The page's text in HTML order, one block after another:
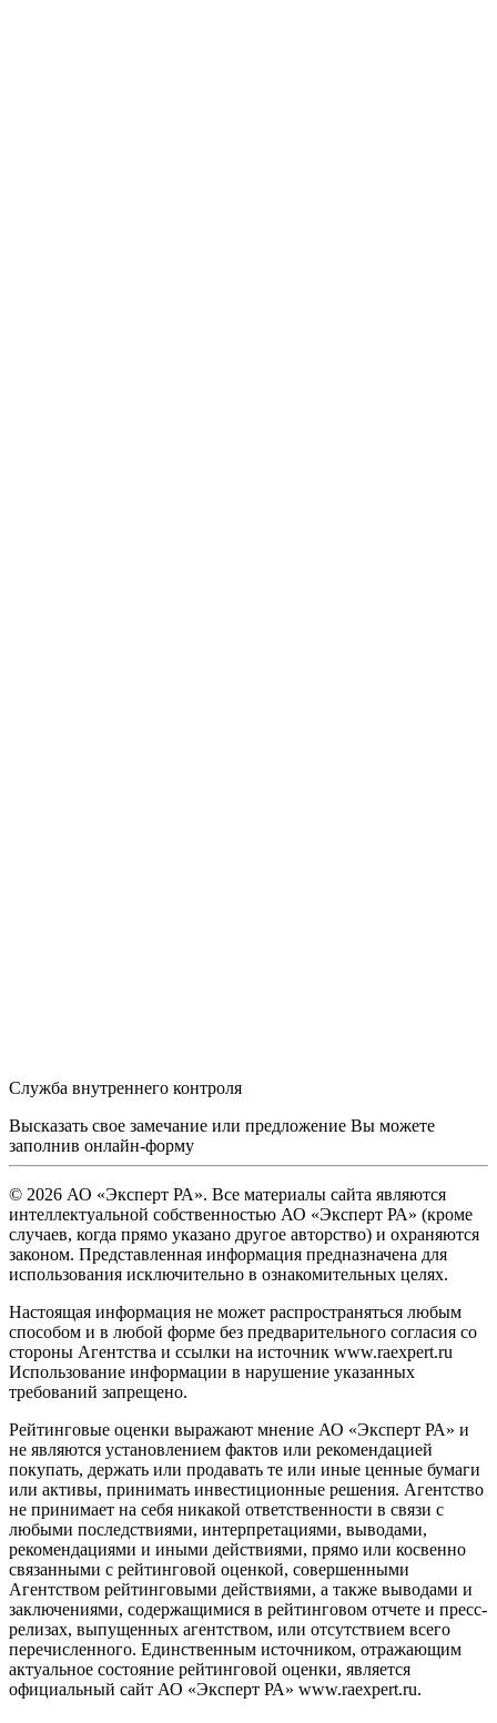
Служба внутреннего контроля
Высказать свое замечание или предложение Вы можете
заполнив онлайн-форму
© 2026 АО «Эксперт РА». Все материалы сайта являются
интеллектуальной собственностью АО «Эксперт РА» (кроме
случаев, когда прямо указано другое авторство) и охраняются
законом. Представленная информация предназначена для
использования исключительно в ознакомительных целях.
Настоящая информация не может распространяться любым
способом и в любой форме без предварительного согласия со
стороны Агентства и ссылки на источник www.raexpert.ru
Использование информации в нарушение указанных
требований запрещено.
Рейтинговые оценки выражают мнение АО «Эксперт РА» и
не являются установлением фактов или рекомендацией
покупать, держать или продавать те или иные ценные бумаги
или активы, принимать инвестиционные решения. Агентство
не принимает на себя никакой ответственности в связи с
любыми последствиями, интерпретациями, выводами,
рекомендациями и иными действиями, прямо или косвенно
связанными с рейтинговой оценкой, совершенными
Агентством рейтинговыми действиями, а также выводами и
заключениями, содержащимися в рейтинговом отчете и пресс-
релизах, выпущенных агентством, или отсутствием всего
перечисленного. Единственным источником, отражающим
актуальное состояние рейтинговой оценки, является
официальный сайт АО «Эксперт РА» www.raexpert.ru.